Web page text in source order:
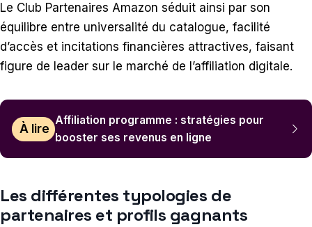
Le Club Partenaires Amazon séduit ainsi par son
équilibre entre universalité du catalogue, facilité
d’accès et incitations financières attractives, faisant
figure de leader sur le marché de l’affiliation digitale.
À lire
Affiliation programme : stratégies pour
booster ses revenus en ligne
Les différentes typologies de
partenaires et profils gagnants